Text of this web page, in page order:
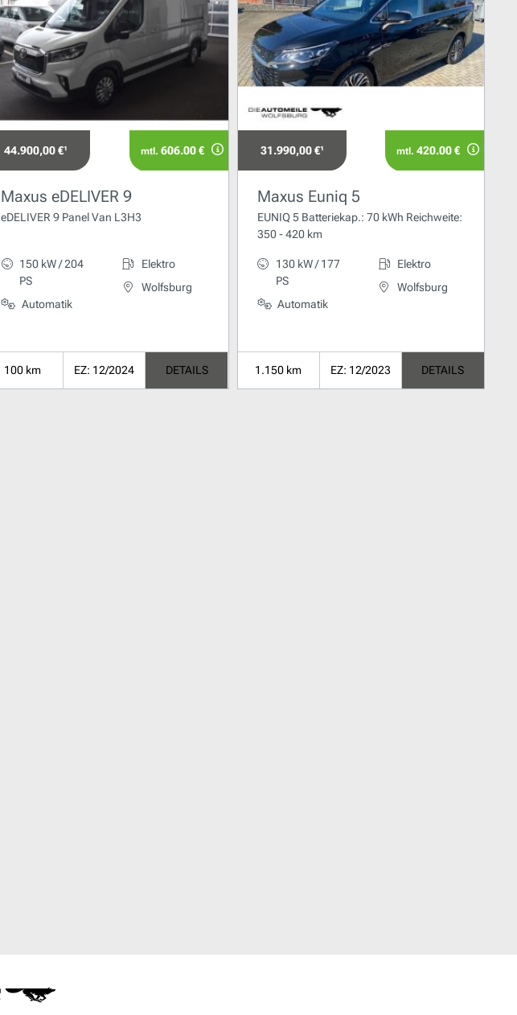
44.900,00 €¹ mtl. 606.00 €
Maxus eDELIVER 9
eDELIVER 9 Panel Van L3H3
150 kW / 204
PS
Automatik
Elektro
Wolfsburg
100 km EZ: 12/2024 DETAILS
31.990,00 €¹ mtl. 420.00 €
Maxus Euniq 5
EUNIQ 5 Batteriekap.: 70 kWh Reichweite:
350 - 420 km
130 kW / 177
PS
Automatik
Elektro
Wolfsburg
1.150 km EZ: 12/2023 DETAILS